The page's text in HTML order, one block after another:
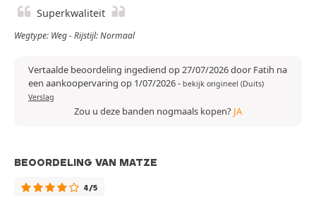
Superkwaliteit
Wegtype: Weg - Rijstijl: Normaal
Vertaalde beoordeling ingediend op 27/07/2026 door Fatih na
een aankoopervaring op 1/07/2026- bekijk origineel (Duits)
Verslag
Zou u deze banden nogmaals kopen? JA
BEOORDELING VAN MATZE
4/5